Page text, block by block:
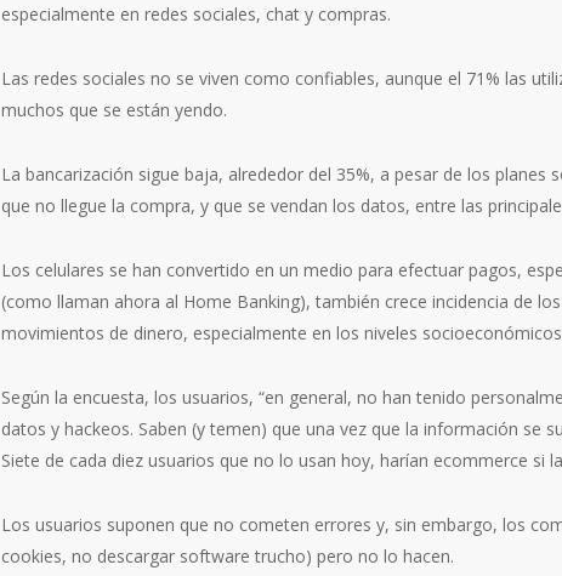
especialmente en redes sociales, chat y compras.
Las redes sociales no se viven como confiables, aunque el 71% las
muchos que se están yendo.
La bancarización sigue baja, alrededor del 35%, a pesar de los
que no llegue la compra, y que se vendan los datos, entre las
Los celulares se han convertido en un medio para efectuar pagos,
(como llaman ahora al Home Banking), también crece incidencia de
movimientos de dinero, especialmente en los niveles
Según la encuesta, los usuarios, “en general, no han tenido
datos y hackeos. Saben (y temen) que una vez que la información se
Siete de cada diez usuarios que no lo usan hoy, harían ecommerce si
Los usuarios suponen que no cometen errores y, sin embargo, los
cookies, no descargar software trucho) pero no lo hacen.